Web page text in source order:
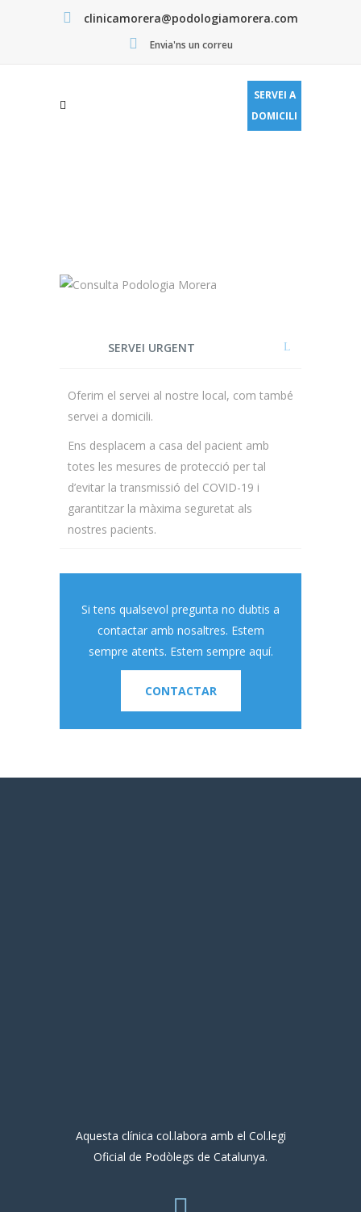
clinicamorera@podologiamorera.com
Envia'ns un correu
SERVEI A
DOMICILI
SERVEI URGENT
Oferim el servei al nostre local, com també
servei a domicili.
Ens desplacem a casa del pacient amb
totes les mesures de protecció per tal
d’evitar la transmissió del COVID-19 i
garantitzar la màxima seguretat als
nostres pacients.
Si tens qualsevol pregunta no dubtis a
contactar amb nosaltres. Estem
sempre atents. Estem sempre aquí.
CONTACTAR
Aquesta clínica col.labora amb el Col.legi
Oficial de Podòlegs de Catalunya.